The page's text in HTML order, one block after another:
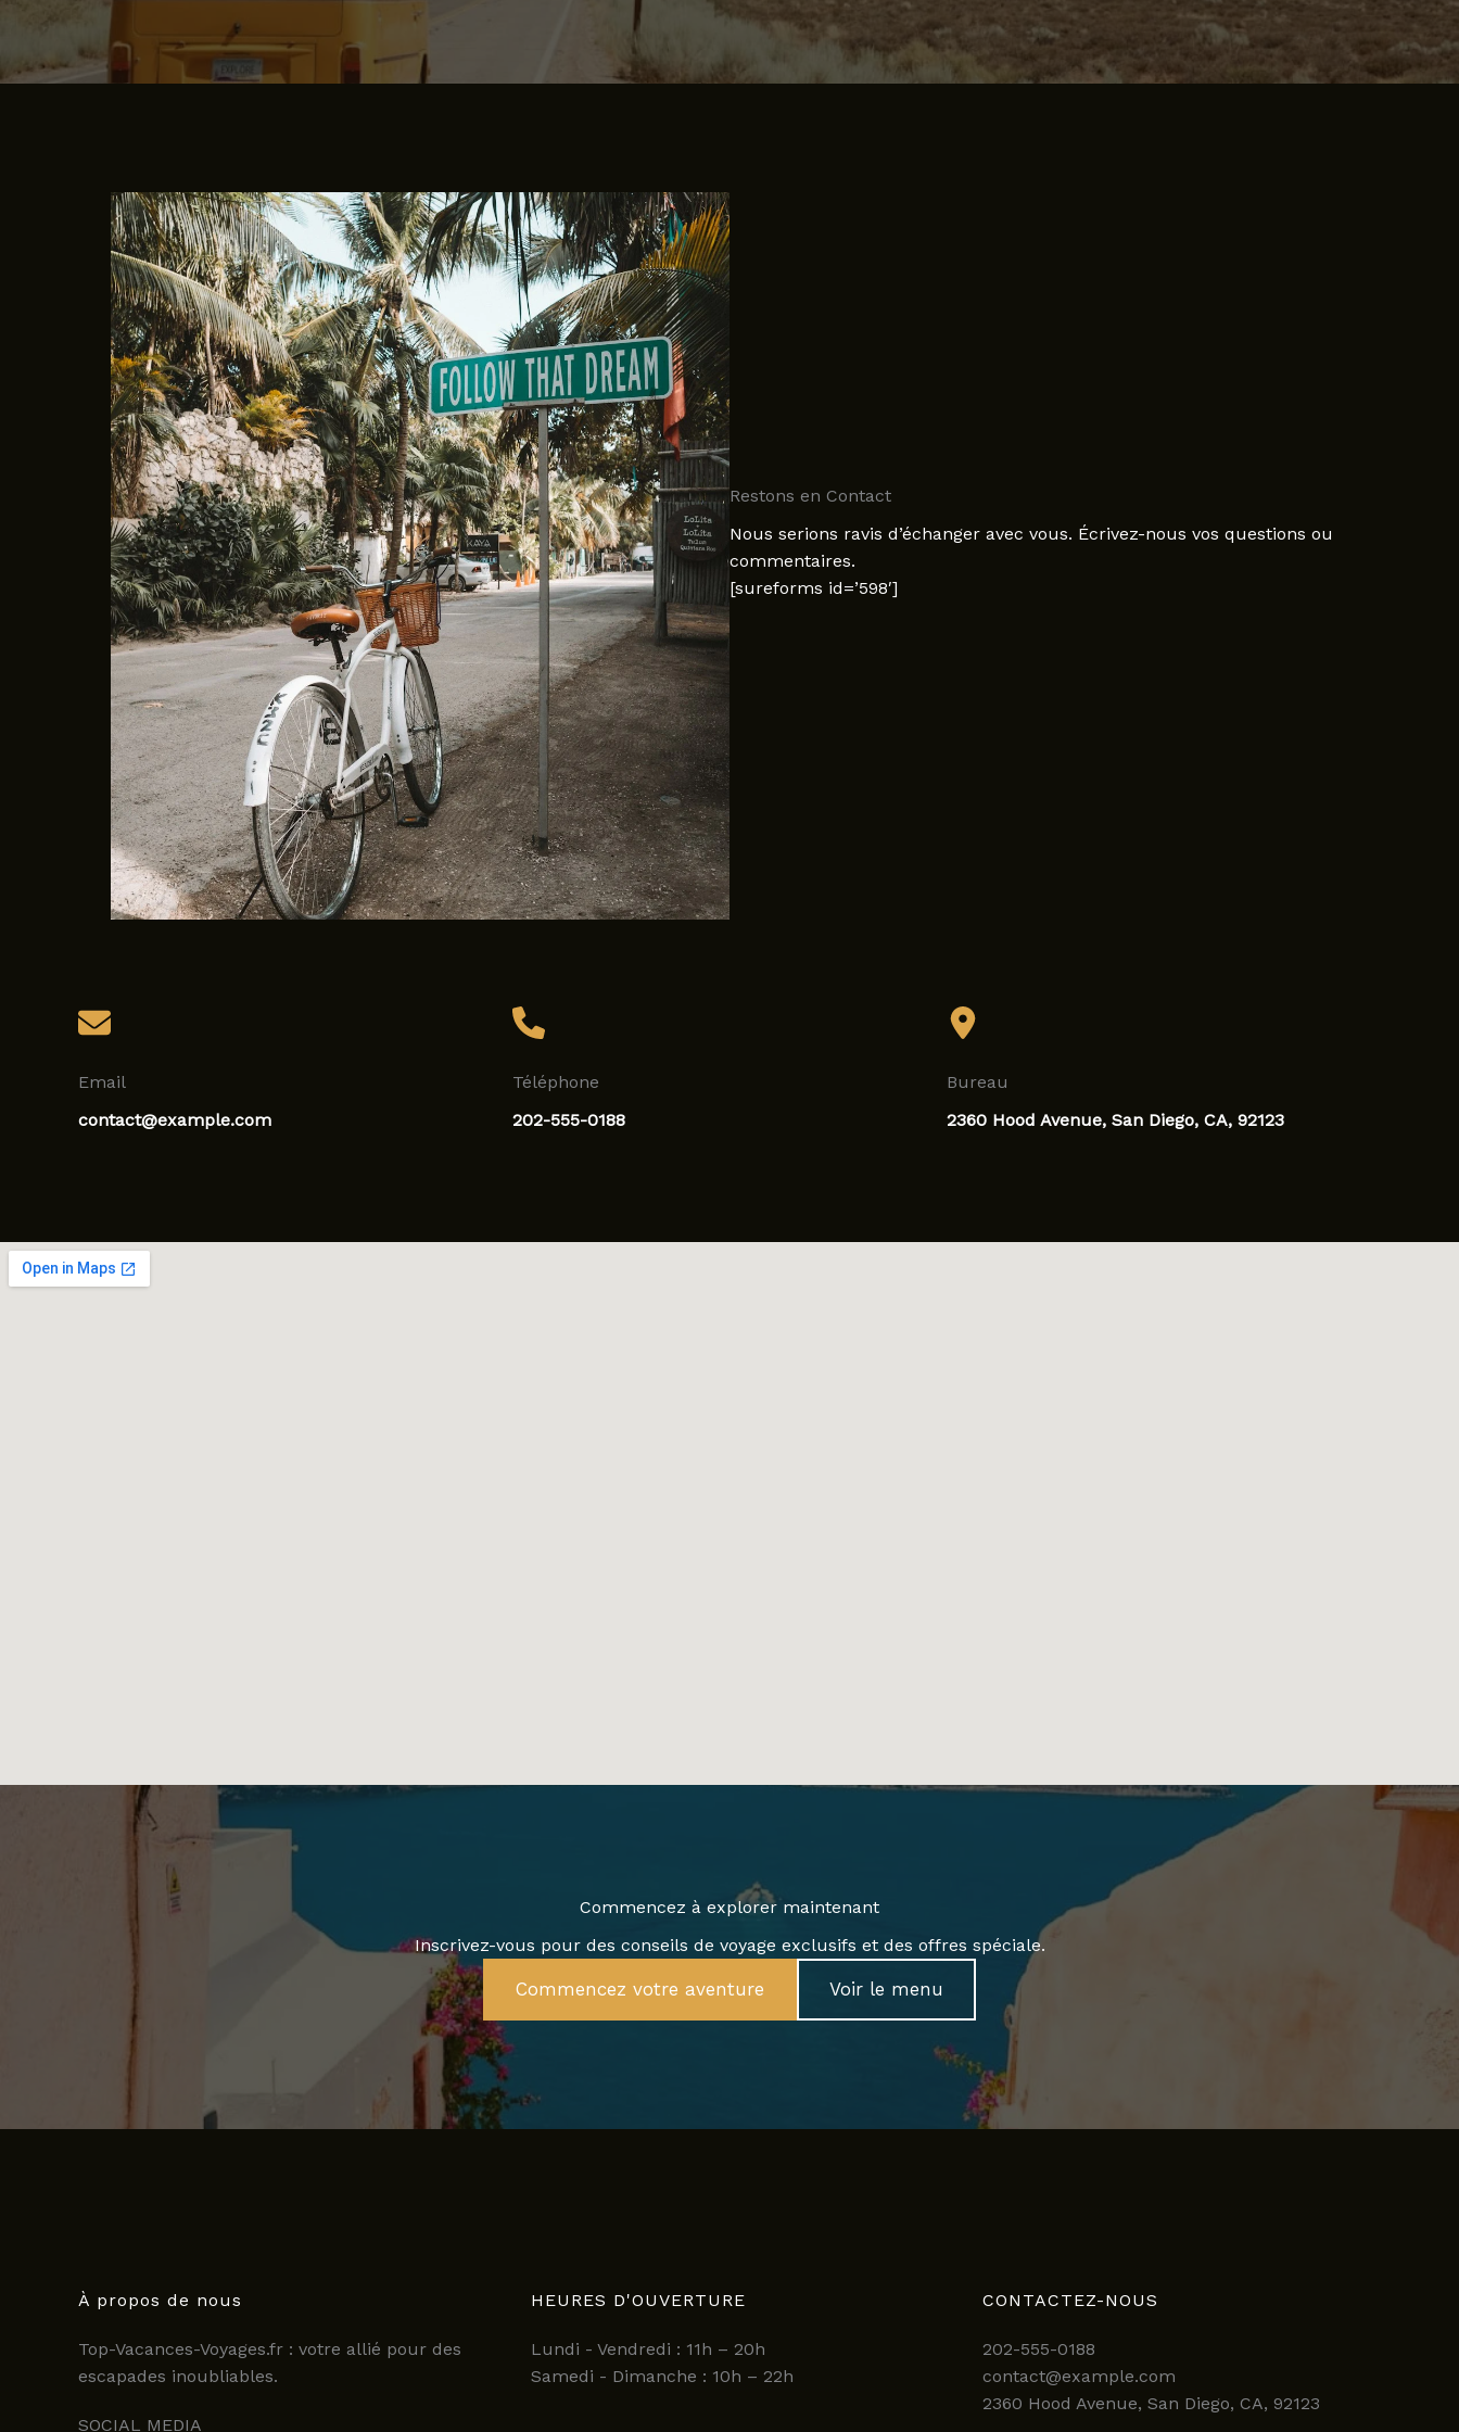
Restons en Contact
Nous serions ravis d’échanger avec vous. Écrivez-nous vos questions ou
commentaires.
[sureforms id=’598′]
Email
contact@example.com
Téléphone
202-555-0188
Bureau
2360 Hood Avenue, San Diego, CA, 92123
Commencez à explorer maintenant
Inscrivez-vous pour des conseils de voyage exclusifs et des offres spéciale.
Commencez votre aventure Voir le menu
À propos de nous
Top-Vacances-Voyages.fr : votre allié pour des
escapades inoubliables.
SOCIAL MEDIA
HEURES D'OUVERTURE
Lundi - Vendredi : 11h – 20h
Samedi - Dimanche : 10h – 22h
CONTACTEZ-NOUS
202-555-0188
contact@example.com
2360 Hood Avenue, San Diego, CA, 92123